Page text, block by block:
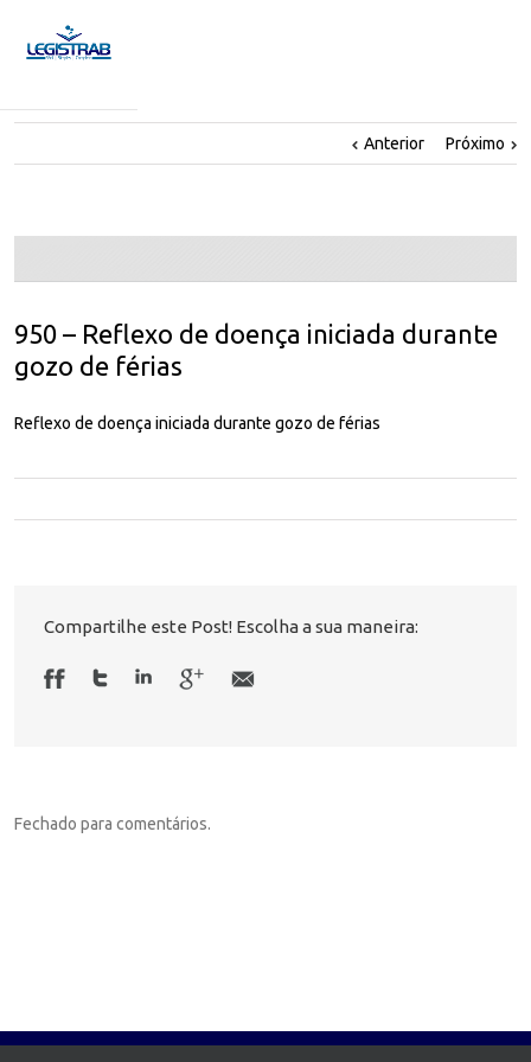
Anterior Próximo
950 – Reflexo de doença iniciada durante
gozo de férias
Reflexo de doença iniciada durante gozo de férias
Compartilhe este Post! Escolha a sua maneira:
Fechado para comentários.